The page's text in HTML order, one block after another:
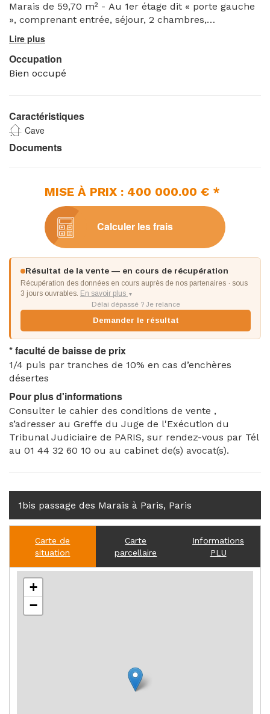
Marais de 59,70 m² - Au 1er étage dit « porte gauche
», comprenant entrée, séjour, 2 chambres,
cuisine/salle de bain, w.-c. Avec une CAVE - Occupé
Occupation
Bien occupé
Caractéristiques
Cave
Documents
MISE À PRIX : 400 000.00 € *
Calculer les frais
Résultat de la vente — en cours de récupération
Récupération des données en cours auprès de nos partenaires · sous
3 jours ouvrables. En savoir plus ▼
Délai dépassé ? Je relance
Demander le résultat
* faculté de baisse de prix
1/4 puis par tranches de 10% en cas d’enchères
désertes
Pour plus d'informations
Consulter le cahier des conditions de vente ,
s’adresser au Greffe du Juge de l'Exécution du
Tribunal Judiciaire de PARIS, sur rendez-vous par Tél
au 01 44 32 60 10 ou au cabinet de(s) avocat(s).
1bis passage des Marais à Paris, Paris
Carte de
situation
Carte
parcellaire
Informations
PLU
+
−